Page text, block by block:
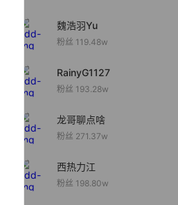
魏浩羽Yu
粉丝 119.48w
RainyG1127
粉丝 193.28w
龙哥聊点啥
粉丝 271.37w
西热力江
粉丝 198.80w